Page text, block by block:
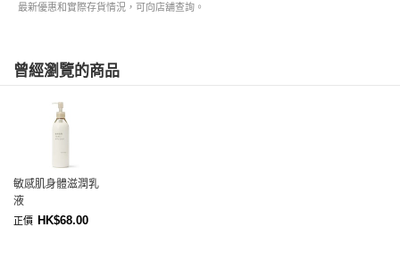
最新優惠和實際存貨情況，可向店舖查詢。
曾經瀏覽的商品
敏感肌身體滋潤乳
液
正價 HK$68.00